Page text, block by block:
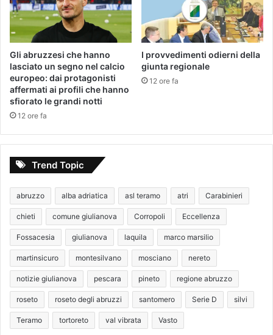
Gli abruzzesi che hanno
lasciato un segno nel calcio
europeo: dai protagonisti
affermati ai profili che hanno
sfiorato le grandi notti
12 ore fa
I provvedimenti odierni della
giunta regionale
12 ore fa
Trend Topic
abruzzo alba adriatica asl teramo atri Carabinieri
chieti comune giulianova Corropoli Eccellenza
Fossacesia giulianova laquila marco marsilio
martinsicuro montesilvano mosciano nereto
notizie giulianova pescara pineto regione abruzzo
roseto roseto degli abruzzi santomero Serie D silvi
Teramo tortoreto val vibrata Vasto